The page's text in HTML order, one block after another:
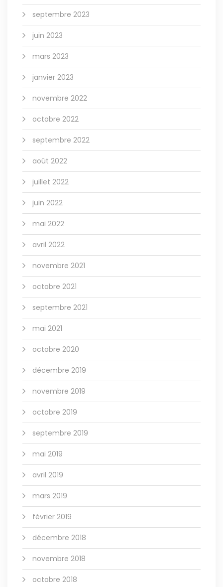
septembre 2023
juin 2023
mars 2023
janvier 2023
novembre 2022
octobre 2022
septembre 2022
août 2022
juillet 2022
juin 2022
mai 2022
avril 2022
novembre 2021
octobre 2021
septembre 2021
mai 2021
octobre 2020
décembre 2019
novembre 2019
octobre 2019
septembre 2019
mai 2019
avril 2019
mars 2019
février 2019
décembre 2018
novembre 2018
octobre 2018